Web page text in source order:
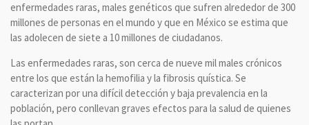
enfermedades raras, males genéticos que sufren alrededor de 300
millones de personas en el mundo y que en México se estima que
las adolecen de siete a 10 millones de ciudadanos.
Las enfermedades raras, son cerca de nueve mil males crónicos
entre los que están la hemofilia y la fibrosis quística. Se
caracterizan por una difícil detección y baja prevalencia en la
población, pero conllevan graves efectos para la salud de quienes